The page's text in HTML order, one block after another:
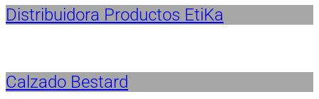
Distribuidora Productos EtiKa
Calzado Bestard